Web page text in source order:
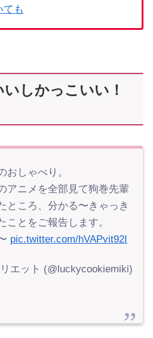
ても
しかっこいい！
おしゃべり。
アニメを全部見て狗巻先輩
ところ、分かる〜きゃっき
ことをご報告します。
pic.twitter.com/hVAPvit92I
エット (@luckycookiemiki)